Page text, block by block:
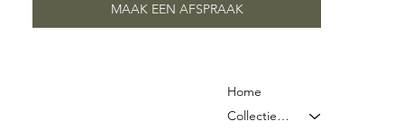
Home
Collectie & Prijzen
MAAK EEN AFSPRAAK